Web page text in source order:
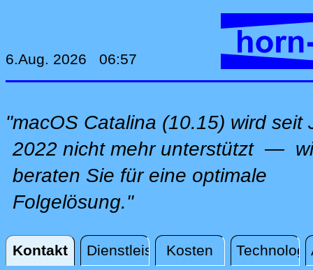
6.Aug. 2026 06:57
"macOS Catalina (10.15) wird seit
2022 nicht mehr unterstützt —
beraten Sie für eine optimale
Folgelösung."
Kontakt Dienstleistungen
Kosten